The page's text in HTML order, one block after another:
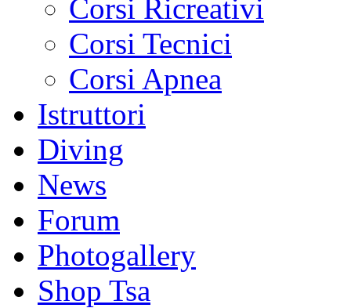
Corsi Ricreativi
Corsi Tecnici
Corsi Apnea
Istruttori
Diving
News
Forum
Photogallery
Shop Tsa